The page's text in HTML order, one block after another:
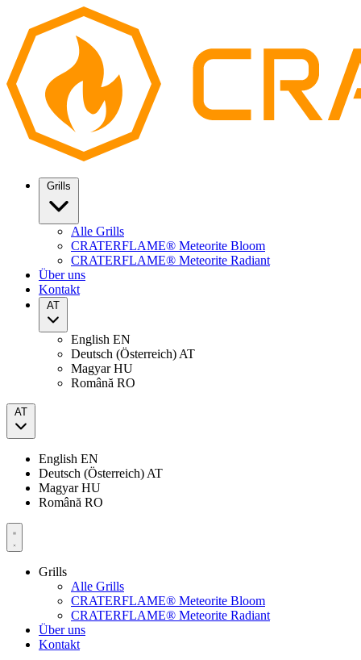
Alle Grills
CRATERFLAME® Meteorite Bloom
CRATERFLAME® Meteorite Radiant
Über uns
Kontakt
AT
English EN
Deutsch (Österreich) AT
Magyar HU
Română RO
AT
English EN
Deutsch (Österreich) AT
Magyar HU
Română RO
Grills
Alle Grills
CRATERFLAME® Meteorite Bloom
CRATERFLAME® Meteorite Radiant
Über uns
Kontakt